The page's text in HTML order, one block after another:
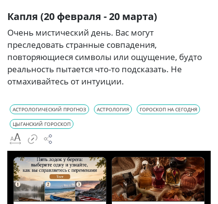
Капля (20 февраля - 20 марта)
Очень мистический день. Вас могут
преследовать странные совпадения,
повторяющиеся символы или ощущение, будто
реальность пытается что-то подсказать. Не
отмахивайтесь от интуиции.
АСТРОЛОГИЧЕСКИЙ ПРОГНОЗ АСТРОЛОГИЯ ГОРОСКОП НА СЕГОДНЯ
ЦЫГАНСКИЙ ГОРОСКОП